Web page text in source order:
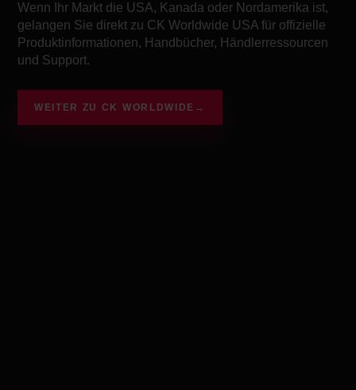
Wenn Ihr Markt die USA, Kanada oder Nordamerika ist,
gelangen Sie direkt zu CK Worldwide USA für offizielle
Produktinformationen, Handbücher, Händlerressourcen
und Support.
WEITER ZU CK WORLDWIDE →